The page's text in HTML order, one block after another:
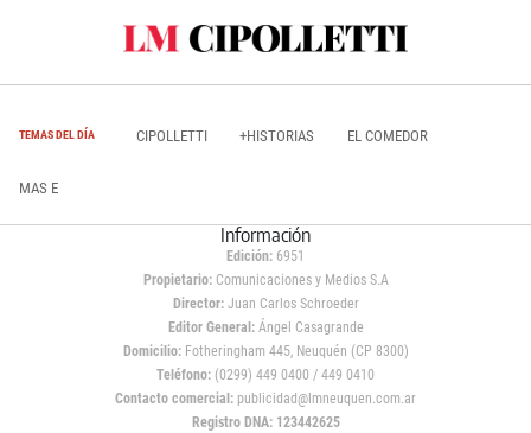
TEMAS DEL DÍA CIPOLLETTI +HISTORIAS EL COMEDOR
MAS E
Información
Edición: 6951
Propietario:Comunicaciones y Medios S.A
Director: Juan Carlos Schroeder
Editor General:Ángel Casagrande
Domicilio:Fotheringham 445, Neuquén (CP 8300)
Teléfono: (0299) 449 0400 / 449 0410
Contacto comercial: publicidad@lmneuquen.com.ar
Registro DNA: 123442625